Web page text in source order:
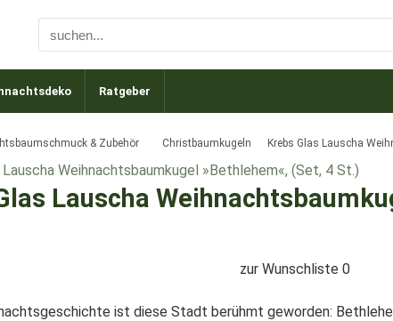
Ratgeber
& Zubehör Christbaumkugeln Krebs Glas Lauscha
Lauscha
zur Wunschliste 0
ist diese Stadt berühmt geworden: